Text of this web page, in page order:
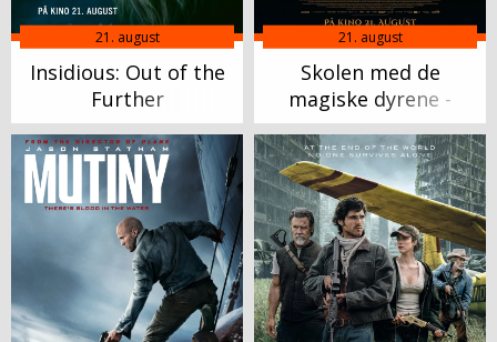
21. august
Insidious: Out of the
Further
21. august
Skolen med de
magiske dyrene -
Filmen